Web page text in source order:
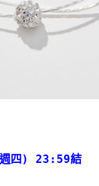
四) 23:59結